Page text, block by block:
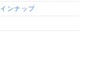
ンナップ